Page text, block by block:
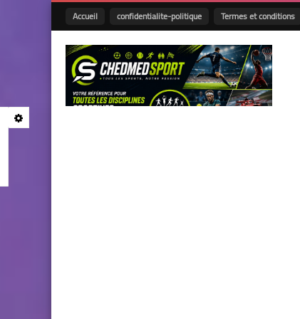
Accueil confidentialite-politique Termes et conditions